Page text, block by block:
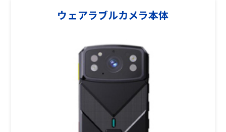
ウェアラブルカメラ本体